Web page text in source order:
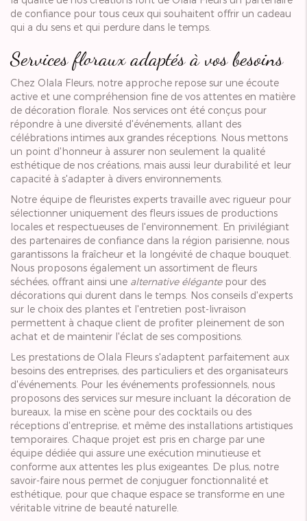
de confiance pour tous ceux qui souhaitent offrir un cadeau
qui a du sens et qui perdure dans le temps.
Services floraux adaptés à vos besoins
Chez Olala Fleurs, notre approche repose sur une écoute
active et une compréhension fine de vos attentes en matière
de décoration florale. Nos services ont été conçus pour
répondre à une diversité d'événements, allant des
célébrations intimes aux grandes réceptions. Nous mettons
un point d'honneur à assurer non seulement la qualité
esthétique de nos créations, mais aussi leur durabilité et leur
capacité à s'adapter à divers environnements.
Notre équipe de fleuristes experts travaille avec rigueur pour
sélectionner uniquement des fleurs issues de productions
locales et respectueuses de l'environnement. En privilégiant
des partenaires de confiance dans la région parisienne, nous
garantissons la fraîcheur et la longévité de chaque bouquet.
Nous proposons également un assortiment de fleurs
séchées, offrant ainsi une alternative élégantepour des
décorations qui durent dans le temps. Nos conseils d'experts
sur le choix des plantes et l'entretien post-livraison
permettent à chaque client de profiter pleinement de son
achat et de maintenir l'éclat de ses compositions.
Les prestations de Olala Fleurs s'adaptent parfaitement aux
besoins des entreprises, des particuliers et des organisateurs
d'événements. Pour les événements professionnels, nous
proposons des services sur mesure incluant la décoration de
bureaux, la mise en scène pour des cocktails ou des
réceptions d'entreprise, et même des installations artistiques
temporaires. Chaque projet est pris en charge par une
équipe dédiée qui assure une exécution minutieuse et
conforme aux attentes les plus exigeantes. De plus, notre
savoir-faire nous permet de conjuguer fonctionnalité et
esthétique, pour que chaque espace se transforme en une
véritable vitrine de beauté naturelle.